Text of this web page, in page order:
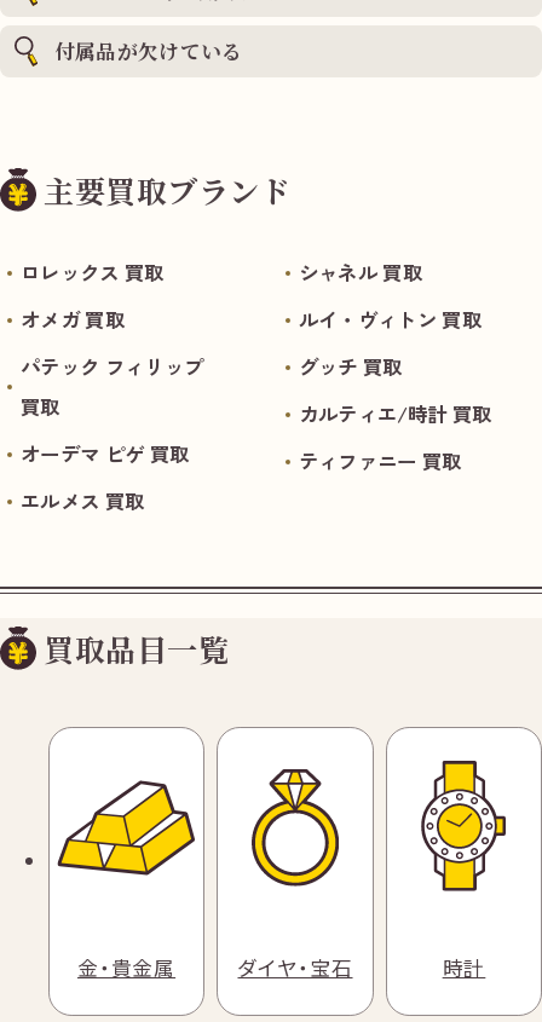
付属品が欠けている
主要買取ブランド
ロレックス 買取
オメガ 買取
パテック フィリップ
買取
オーデマ ピゲ 買取
エルメス 買取
シャネル 買取
ルイ・ヴィトン 買取
グッチ 買取
カルティエ/時計 買取
ティファニー 買取
買取品目一覧
金・貴金属 ダイヤ・宝石 時計